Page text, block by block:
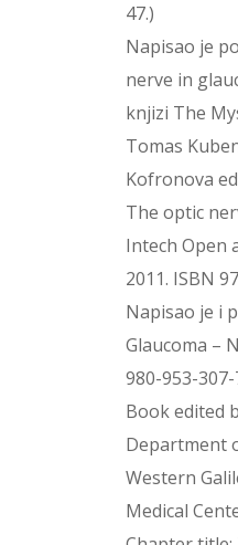
47.)
Napisao je
nerve in
knjizi The
Tomas
Kofronova
The optic
Intech Open
2011. ISBN
Napisao je i
Glaucoma –
980-953-
Book edited
Department
Western
Medical